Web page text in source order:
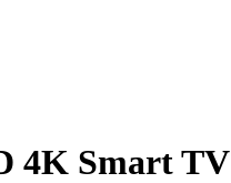
4K Smart TV